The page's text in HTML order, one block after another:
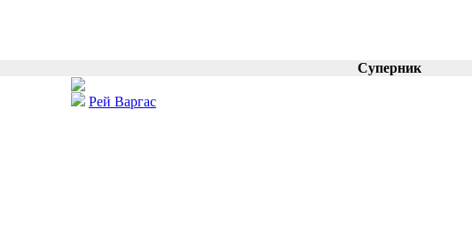
Суперник
Рей Варгас